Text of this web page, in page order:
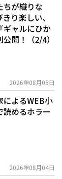
ちが織りな
り楽しい、
ャルにひか
開！（2/4）
2026年08月05日
によるWEB小
読めるホラー
2026年08月04日